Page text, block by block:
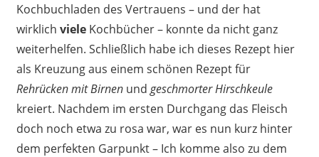
Kochbuchladen des Vertrauens – und der hat
wirklich vieleKochbücher – konnte da nicht ganz
weiterhelfen. Schließlich habe ich dieses Rezept hier
als Kreuzung aus einem schönen Rezept für
Rehrücken mit Birnenund geschmorter Hirschkeule
kreiert. Nachdem im ersten Durchgang das Fleisch
doch noch etwa zu rosa war, war es nun kurz hinter
dem perfekten Garpunkt – Ich komme also zu dem